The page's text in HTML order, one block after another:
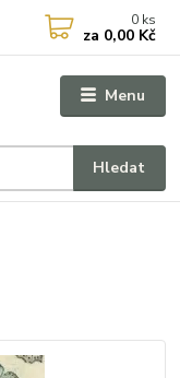
Menu
Hledat
0 ks
za 0,00 Kč